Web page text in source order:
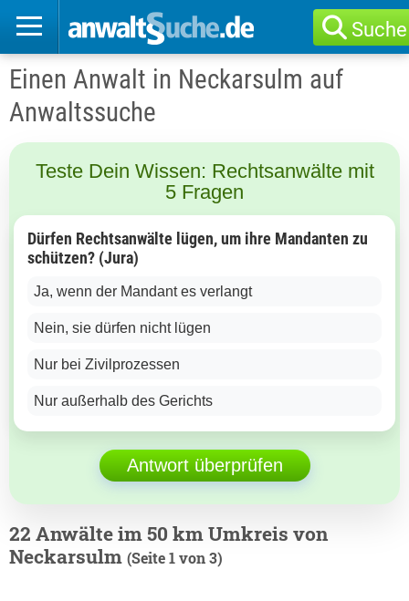
Suche
Einen Anwalt in Neckarsulm auf
Anwaltssuche
Teste Dein Wissen: Rechtsanwälte mit
5 Fragen
Dürfen Rechtsanwälte lügen, um ihre Mandanten zu
schützen? (Jura)
Ja, wenn der Mandant es verlangt
Nein, sie dürfen nicht lügen
Nur bei Zivilprozessen
Nur außerhalb des Gerichts
Antwort überprüfen
22 Anwälte im 50 km Umkreis von
Neckarsulm (Seite 1 von 3)